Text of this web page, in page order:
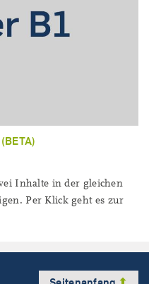
Inhalte in der gleichen
Per Klick geht es zur